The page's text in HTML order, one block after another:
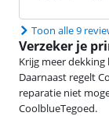
Toon alle 9
Verzeker je
Krijg meer
Daarnaast regelt
reparatie niet
CoolblueTegoed.